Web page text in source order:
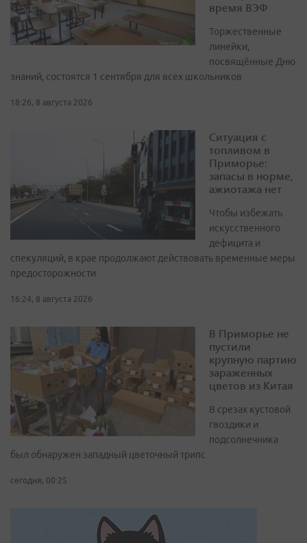
время ВЭФ
Торжественные
линейки,
посвящённые Дню
знаний, состоятся 1 сентября для всех школьников
18:26, 8 августа 2026
Ситуация с
топливом в
Приморье:
запасы в норме,
ажиотажа нет
Чтобы избежать
искусственного
дефицита и
спекуляций, в крае продолжают действовать временные меры
предосторожности
16:24, 8 августа 2026
В Приморье не
пустили
крупную партию
зараженных
цветов из Китая
В срезах кустовой
гвоздики и
подсолнечника
был обнаружен западный цветочный трипс
сегодня, 00:25